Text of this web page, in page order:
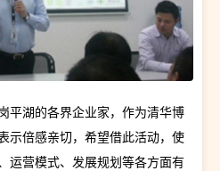
平湖的各界企业家，作为清华博
示倍感亲切，希望借此活动，使
运营模式、发展规划等各方面有